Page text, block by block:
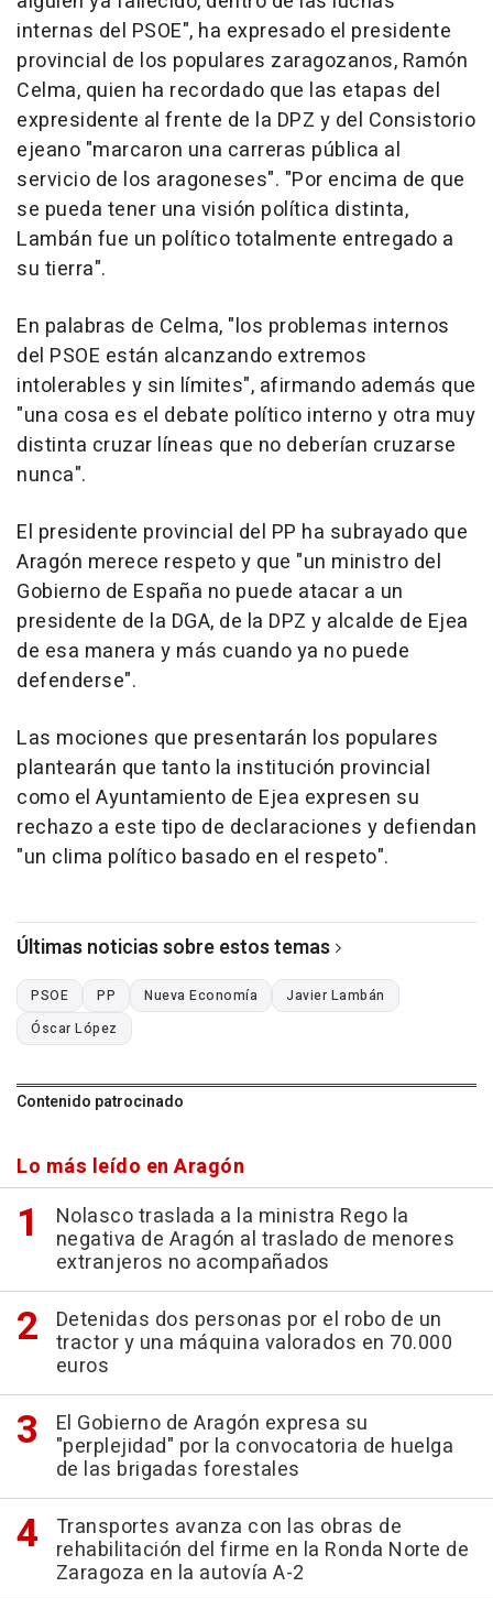
internas del PSOE", ha expresado el presidente
provincial de los populares zaragozanos, Ramón
Celma, quien ha recordado que las etapas del
expresidente al frente de la DPZ y del Consistorio
ejeano "marcaron una carreras pública al
servicio de los aragoneses". "Por encima de que
se pueda tener una visión política distinta,
Lambán fue un político totalmente entregado a
su tierra".
En palabras de Celma, "los problemas internos
del PSOE están alcanzando extremos
intolerables y sin límites", afirmando además que
"una cosa es el debate político interno y otra muy
distinta cruzar líneas que no deberían cruzarse
nunca".
El presidente provincial del PP ha subrayado que
Aragón merece respeto y que "un ministro del
Gobierno de España no puede atacar a un
presidente de la DGA, de la DPZ y alcalde de Ejea
de esa manera y más cuando ya no puede
defenderse".
Las mociones que presentarán los populares
plantearán que tanto la institución provincial
como el Ayuntamiento de Ejea expresen su
rechazo a este tipo de declaraciones y defiendan
"un clima político basado en el respeto".
Últimas noticias sobre estos temas
PSOE PP Nueva Economía
Javier Lambán
Óscar López
Contenido patrocinado
Lo más leído en Aragón
Nolasco traslada a la ministra Rego la
negativa de Aragón al traslado de menores
extranjeros no acompañados
Detenidas dos personas por el robo de un
tractor y una máquina valorados en 70.000
euros
El Gobierno de Aragón expresa su
"perplejidad" por la convocatoria de huelga
de las brigadas forestales
Transportes avanza con las obras de
rehabilitación del firme en la Ronda Norte de
Zaragoza en la autovía A-2